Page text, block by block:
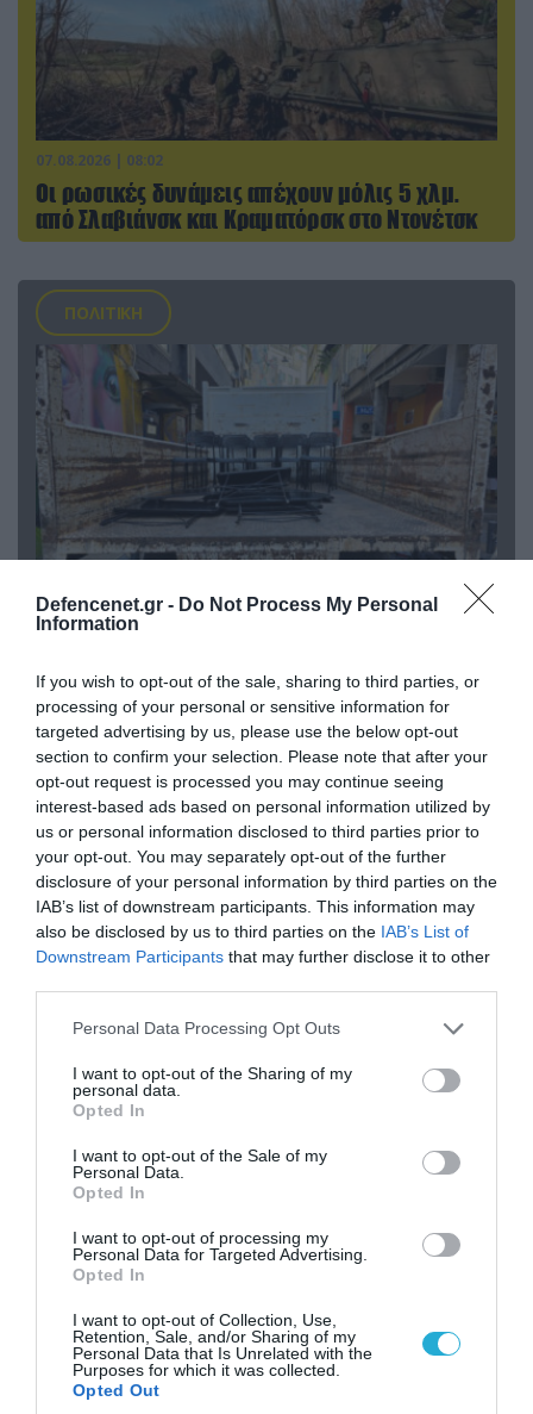
Defencenet.gr - Do Not Process My Personal
Information
If you wish to opt-out of the sale, sharing to third parties, or
processing of your personal or sensitive information for
targeted advertising by us, please use the below opt-out
section to confirm your selection. Please note that after your
opt-out request is processed you may continue seeing
interest-based ads based on personal information utilized by
us or personal information disclosed to third parties prior to
your opt-out. You may separately opt-out of the further
disclosure of your personal information by third parties on the
IAB’s list of downstream participants. This information may
also be disclosed by us to third parties on the IAB’s List of
Downstream Participants that may further disclose it to other
Please note that this website/app uses one or more Google
not limited to your visit or usage behaviour. You may click to
grant or deny consent to Google and its third-party tags to
use your data for below specified purposes in below Google
consent section.
Personal Data Processing Opt Outs
I want to opt-out of the Sharing of my
personal data.
Opted In
I want to opt-out of the Sale of my
Personal Data.
Opted In
I want to opt-out of processing my
Personal Data for Targeted Advertising.
Opted In
I want to opt-out of Collection, Use,
Retention, Sale, and/or Sharing of my
Personal Data that Is Unrelated with the
Purposes for which it was collected.
Opted Out
07.08.2026 | 08:02
Οι ρωσικές δυνάμεις απέχουν μόλις 5 χλμ.
από Σλαβιάνσκ και Κραματόρσκ στο Ντονέτσκ
ΠΟΛΙΤΙΚΗ
06.08.2026 | 14:02
«Επιχείρηση ελεύθερα πεζοδρόμια» στην
Αθήνα: Απομακρύνθηκαν παράνομα
αντικείμενα από κοινόχρηστους χώρους
06.08.2026 | 09:03
«Οι εντελώς αθώοι»: Η ανάρτηση του Αρκά για
τα ζώα που χάθηκαν στις πυρκαγιές της
Αττικής (φωτο)